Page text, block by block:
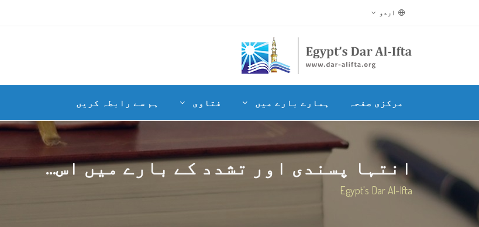
اردو
مرکزی صفحہ ہمارے بارے میں فتاوی ہم سے رابطہ کریں
انتہا پسندی اور تشدد کے بارے میں اس...
Egypt's Dar Al-Ifta